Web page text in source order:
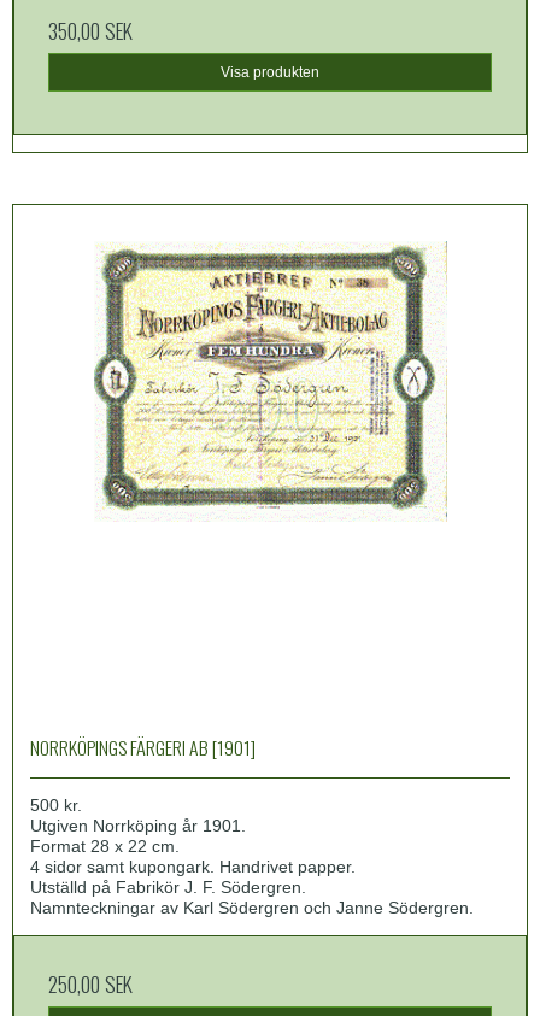
350,00 SEK
Visa produkten
NORRKÖPINGS FÄRGERI AB [1901]
500 kr.
Utgiven Norrköping år 1901.
Format 28 x 22 cm.
4 sidor samt kupongark. Handrivet papper.
Utställd på Fabrikör J. F. Södergren.
Namnteckningar av Karl Södergren och Janne Södergren.
250,00 SEK